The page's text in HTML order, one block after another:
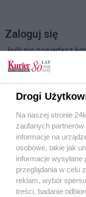
Zaloguj się
Jeśli nie posiadasz
Zapamiętać?
Zaloguj
Drogi
Na naszej stronie
zaufanych
informacje na
osobowe, takie jak
informacje
przeglądania w celu
reklam, wybór
treści, badanie